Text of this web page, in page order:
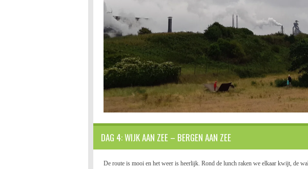
DAG 4: WIJK AAN ZEE – BERGEN AAN ZEE
De route is mooi en het weer is heerlijk. Rond de lunch raken we elkaar kwijt, de